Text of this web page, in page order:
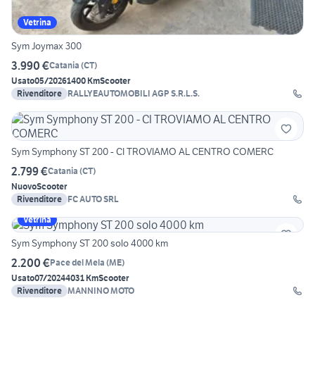
Vetrina
Sym Joymax 300
3.990 €Catania (CT)
Usato05/20261400 KmScooter
Rivenditore RALLYEAUTOMOBILI AGP S.R.L.S.
Sym Symphony ST 200 - CI TROVIAMO AL CENTRO COMERC
2.799 €Catania (CT)
NuovoScooter
Rivenditore FC AUTO SRL
Vetrina
Sym Symphony ST 200 solo 4000 km
2.200 €Pace del Mela (ME)
Usato07/20244031 KmScooter
Rivenditore MANNINO MOTO